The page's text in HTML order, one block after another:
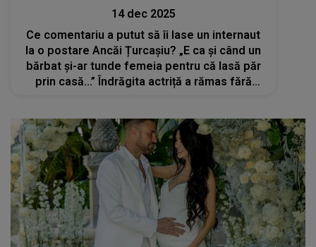
14 dec 2025
Ce comentariu a putut să îi lase un internaut
la o postare Ancăi Țurcașiu? „E ca și când un
bărbat și-ar tunde femeia pentru că lasă păr
prin casă...” Îndrăgita actriță a rămas fără